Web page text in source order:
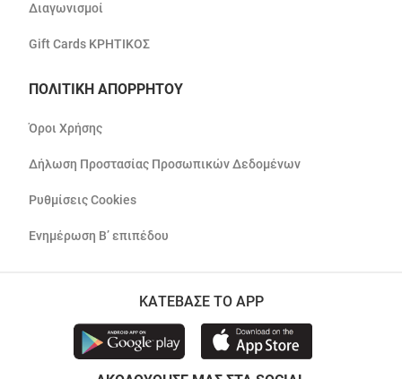
Διαγωνισμοί
Gift Cards ΚΡΗΤΙΚΟΣ
ΠΟΛΙΤΙΚΗ ΑΠΟΡΡΗΤΟΥ
Όροι Χρήσης
Δήλωση Προστασίας Προσωπικών Δεδομένων
Ρυθμίσεις Cookies
Ενημέρωση Β’ επιπέδου
ΚΑΤΕΒΑΣΕ ΤΟ APP